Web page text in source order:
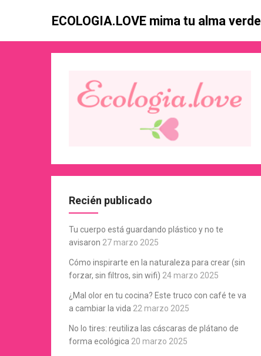
ECOLOGIA.LOVE mima tu alma verde
Recién publicado
Tu cuerpo está guardando plástico y no te
avisaron 27 marzo 2025
Cómo inspirarte en la naturaleza para crear (sin
forzar, sin filtros, sin wifi) 24 marzo 2025
¿Mal olor en tu cocina? Este truco con café te va
a cambiar la vida 22 marzo 2025
No lo tires: reutiliza las cáscaras de plátano de
forma ecológica 20 marzo 2025